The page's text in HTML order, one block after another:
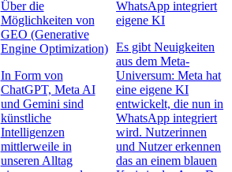
Über die
Möglichkeiten von
GEO (Generative
Engine Optimization)
In Form von
ChatGPT, Meta AI
und Gemini sind
künstliche
Intelligenzen
mittlerweile in
unseren Alltag
WhatsApp integriert
eigene KI
Es gibt Neuigkeiten
aus dem Meta-
Universum: Meta hat
eine eigene KI
entwickelt, die nun in
WhatsApp integriert
wird. Nutzerinnen
und Nutzer erkennen
das an einem blauen